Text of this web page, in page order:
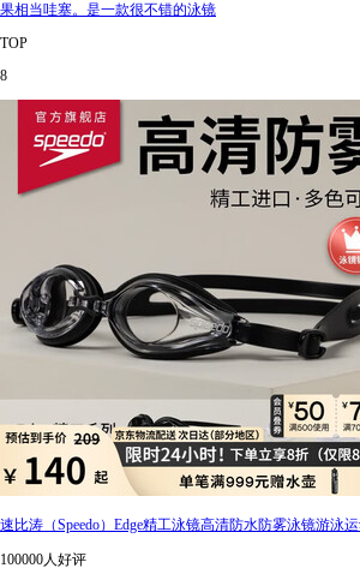
果相当哇塞。是一款很不错的泳镜
TOP
8
速比涛（Speedo）Edge精工泳镜高清防水防雾泳镜游泳
100000人好评